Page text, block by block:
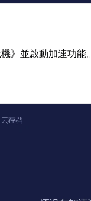
》並啟動加速功能。